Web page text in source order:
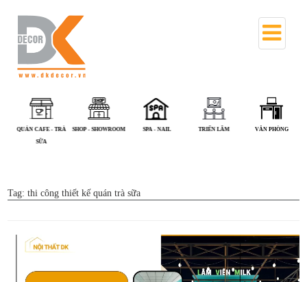
ĂN
QUÁN CAFE - TRÀ
SHOP - SHOWROOM SPA - NAIL TRIỂN LÃM VĂN
Tag:thi công thiết kế quán trà sữa